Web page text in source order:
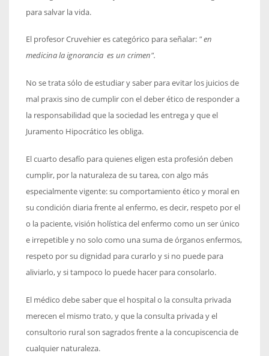
para salvar la vida.
El profesor Cruvehier es categórico para señalar: " en
medicina la ignorancia es un crimen".
No se trata sólo de estudiar y saber para evitar los juicios de
mal praxis sino de cumplir con el deber ético de responder a
la responsabilidad que la sociedad les entrega y que el
Juramento Hipocrático les obliga.
El cuarto desafío para quienes eligen esta profesión deben
cumplir, por la naturaleza de su tarea, con algo más
especialmente vigente: su comportamiento ético y moral en
su condición diaria frente al enfermo, es decir, respeto por el
o la paciente, visión holística del enfermo como un ser único
e irrepetible y no solo como una suma de órganos enfermos,
respeto por su dignidad para curarlo y si no puede para
aliviarlo, y si tampoco lo puede hacer para consolarlo.
El médico debe saber que el hospital o la consulta privada
merecen el mismo trato, y que la consulta privada y el
consultorio rural son sagrados frente a la concupiscencia de
cualquier naturaleza.